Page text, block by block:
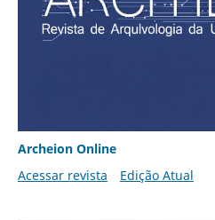
Archeion Online
Acessar revista
Edição Atual